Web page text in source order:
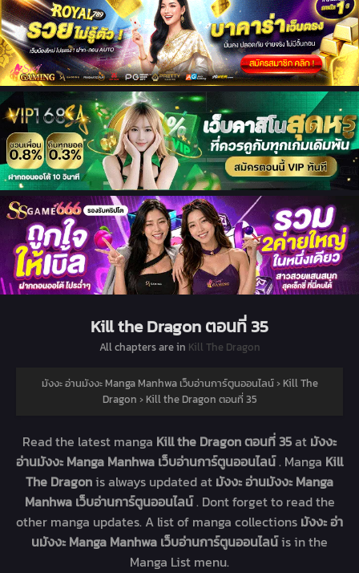
Kill the Dragon ตอนที่ 35
All chapters are in Kill The Dragon
มังงะ อ่านมังงะ Manga Manhwa เว็บอ่านการ์ตูนออนไลน์› Kill The
Dragon › Kill the Dragon ตอนที่ 35
Read the latest manga Kill the Dragon ตอนที่ 35at มังงะ
อ่านมังงะ Manga Manhwa เว็บอ่านการ์ตูนออนไลน์. Manga Kill
The Dragonis always updated at มังงะ อ่านมังงะ Manga
Manhwa เว็บอ่านการ์ตูนออนไลน์. Dont forget to read the
other manga updates. A list of manga collections มังงะ อ่า
นมังงะ Manga Manhwa เว็บอ่านการ์ตูนออนไลน์is in the
Manga List menu.